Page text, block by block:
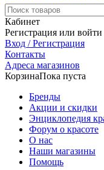
Кабинет
Регистрация или войти
Вход / Регистрация
Контакты
Адреса магазинов
КорзинаПока пуста
Бренды
Акции и скидки
Энциклопедия
Форум о красоте
О нас
Наши магазины
Помощь